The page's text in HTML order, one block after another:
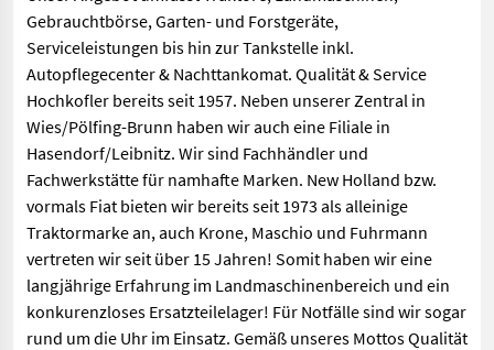
Gebrauchtbörse, Garten- und Forstgeräte,
Serviceleistungen bis hin zur Tankstelle inkl.
Autopflegecenter & Nachttankomat. Qualität & Service
Hochkofler bereits seit 1957. Neben unserer Zentral in
Wies/Pölfing-Brunn haben wir auch eine Filiale in
Hasendorf/Leibnitz. Wir sind Fachhändler und
Fachwerkstätte für namhafte Marken. New Holland bzw.
vormals Fiat bieten wir bereits seit 1973 als alleinige
Traktormarke an, auch Krone, Maschio und Fuhrmann
vertreten wir seit über 15 Jahren! Somit haben wir eine
langjährige Erfahrung im Landmaschinenbereich und ein
konkurenzloses Ersatzteilelager! Für Notfälle sind wir sogar
rund um die Uhr im Einsatz. Gemäß unseres Mottos Qualität